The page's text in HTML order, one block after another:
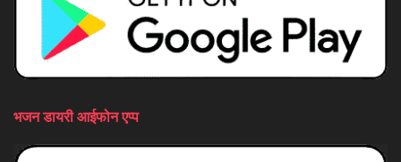
भजन डायरी आईफोन एप्प